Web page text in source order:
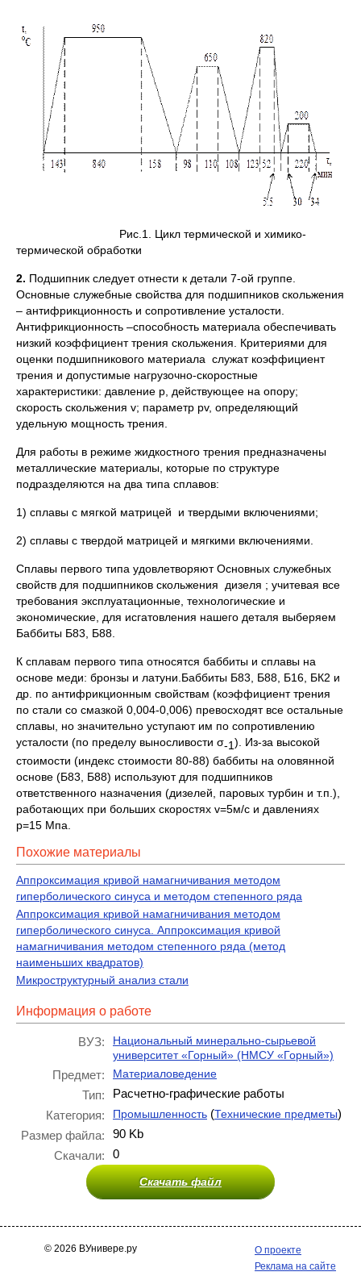
Рис.1. Цикл термической и химико-
термической обработки
2. Подшипник следует отнести к детали 7-ой группе.
Основные служебные свойства для подшипников скольжения
– антифрикционность и сопротивление усталости.
Антифрикционность –способность материала обеспечивать
низкий коэффициент трения скольжения. Критериями для
оценки подшипникового материала служат коэффициент
трения и допустимые нагрузочно-скоростные
характеристики: давление р, действующее на опору;
скорость скольжения v; параметр pv, определяющий
удельную мощность трения.
Для работы в режиме жидкостного трения предназначены
металлические материалы, которые по структуре
подразделяются на два типа сплавов:
1) сплавы с мягкой матрицей и твердыми включениями;
2) сплавы с твердой матрицей и мягкими включениями.
Сплавы первого типа удовлетворяют Основных служебных
свойств для подшипников скольжения дизеля ; учитевая все
требования эксплуатационные, технологические и
экономические, для исгатовления нашего деталя выберяем
Баббиты Б83, Б88.
К сплавам первого типа относятся баббиты и сплавы на
основе меди: бронзы и латуни.Баббиты Б83, Б88, Б16, БК2 и
др. по антифрикционным свойствам (коэффициент трения
по стали со смазкой 0,004-0,006) превосходят все остальные
сплавы, но значительно уступают им по сопротивлению
усталости (по пределу выносливости σ-1). Из-за высокой
стоимости (индекс стоимости 80-88) баббиты на оловянной
основе (Б83, Б88) используют для подшипников
ответственного назначения (дизелей, паровых турбин и т.п.),
работающих при больших скоростях v=5м/с и давлениях
p=15 Мпа.
Похожие материалы
Аппроксимация кривой намагничивания методом
гиперболического синуса и методом степенного ряда
Аппроксимация кривой намагничивания методом
гиперболического синуса. Аппроксимация кривой
намагничивания методом степенного ряда (метод
наименьших квадратов)
Микроструктурный анализ стали
Информация о работе
ВУЗ:
Национальный минерально-сырьевой
университет «Горный» (НМСУ «Горный»)
Предмет: Материаловедение
Тип:
Расчетно-графические работы
Категория:
Промышленность (Технические предметы)
Размер файла:
90 Kb
Скачали:
0
Скачать файл
© 2026 ВУнивере.ру
О проекте
Реклама на сайте